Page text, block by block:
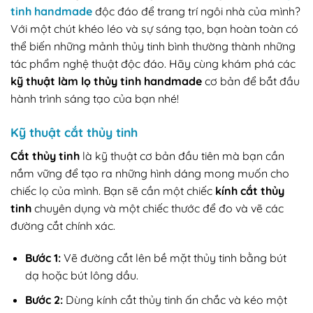
tinh handmade độc đáo để trang trí ngôi nhà của mình?
Với một chút khéo léo và sự sáng tạo, bạn hoàn toàn có
thể biến những mảnh thủy tinh bình thường thành những
tác phẩm nghệ thuật độc đáo. Hãy cùng khám phá các
kỹ thuật làm lọ thủy tinh handmade cơ bản để bắt đầu
hành trình sáng tạo của bạn nhé!
Kỹ thuật cắt thủy tinh
Cắt thủy tinh là kỹ thuật cơ bản đầu tiên mà bạn cần
nắm vững để tạo ra những hình dáng mong muốn cho
chiếc lọ của mình. Bạn sẽ cần một chiếc kính cắt thủy
tinh chuyên dụng và một chiếc thước để đo và vẽ các
đường cắt chính xác.
Bước 1:Vẽ đường cắt lên bề mặt thủy tinh bằng bút
dạ hoặc bút lông dầu.
Bước 2:Dùng kính cắt thủy tinh ấn chắc và kéo một